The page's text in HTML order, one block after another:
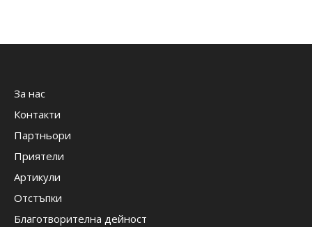
За нас
Контакти
Партньори
Приятели
Артикули
Отстъпки
Благотворителна дейност